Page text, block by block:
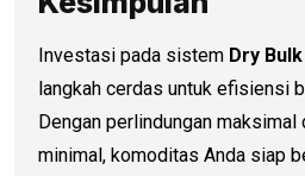
Investasi pada sistem Dry
langkah cerdas untuk efisiensi
Dengan perlindungan maksimal
minimal, komoditas Anda siap